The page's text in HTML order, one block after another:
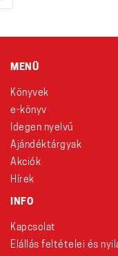
MENÜ
Könyvek
e-könyv
Idegen nyelvű
Ajándéktárgyak
Akciók
Hírek
INFO
Kapcsolat
Elállás feltételei és